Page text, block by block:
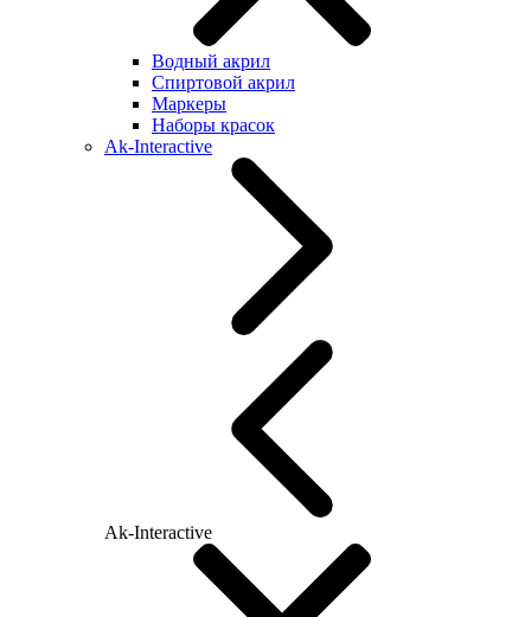
Водный акрил
Спиртовой акрил
Маркеры
Наборы красок
Ak-Interactive
Ak-Interactive